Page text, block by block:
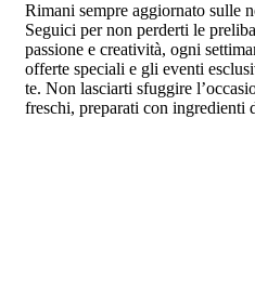
Rimani sempre aggiornato sulle
Seguici per non perderti le
passione e creatività, ogni
offerte speciali e gli eventi
te. Non lasciarti sfuggire
freschi, preparati con ingredienti